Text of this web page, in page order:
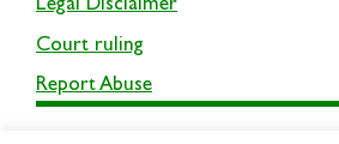
Legal Disclaimer
Court ruling
Report Abuse